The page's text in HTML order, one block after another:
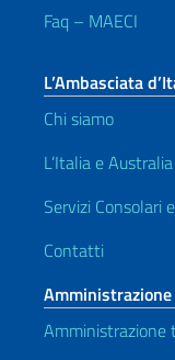
Faq – MAECI
L’Ambasciata
Chi siamo
L’Italia e Australia
Servizi Consolari
Contatti
Amministrazione